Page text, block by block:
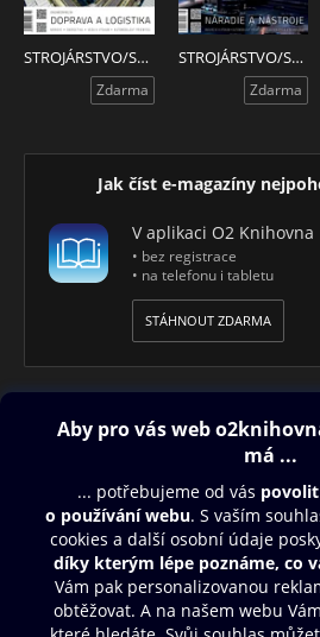
STROJÁRSTVO/STROJÍRENSTVÍ 7-8/2026
Zdarma
STROJÁRSTVO/STROJÍRENSTVÍ 4-5/2026
Zdarma
Jak číst e-magazíny
V aplikaci O2 Knihovna
• bez registrace
• na telefonu i tabletu
STÁHNOUT ZDARMA
Moje O2 Knihovna
Další zábava